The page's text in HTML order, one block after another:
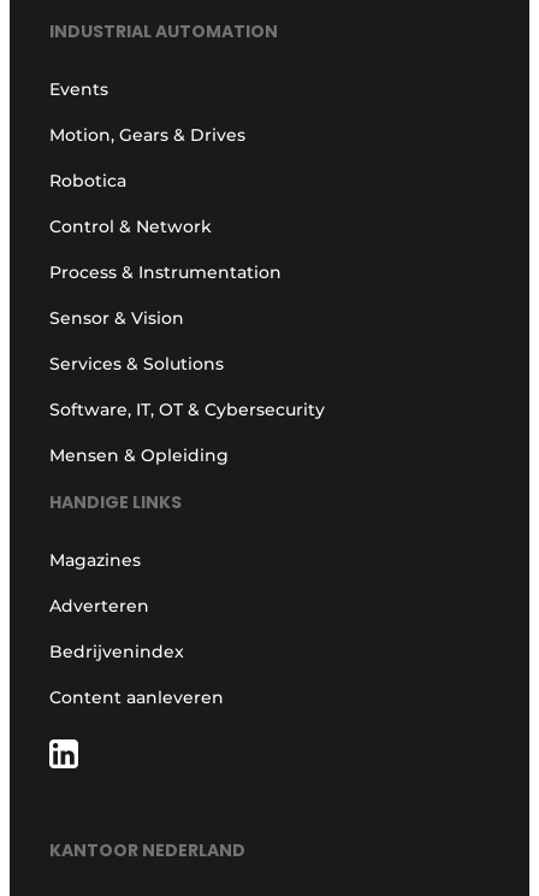
INDUSTRIAL AUTOMATION
Events
Motion, Gears & Drives
Robotica
Control & Network
Process & Instrumentation
Sensor & Vision
Services & Solutions
Software, IT, OT & Cybersecurity
Mensen & Opleiding
HANDIGE LINKS
Magazines
Adverteren
Bedrijvenindex
Content aanleveren
KANTOOR NEDERLAND